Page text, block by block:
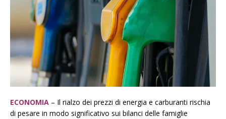
ECONOMIA – Il rialzo dei prezzi di energia e carburanti rischia
di pesare in modo significativo sui bilanci delle famiglie